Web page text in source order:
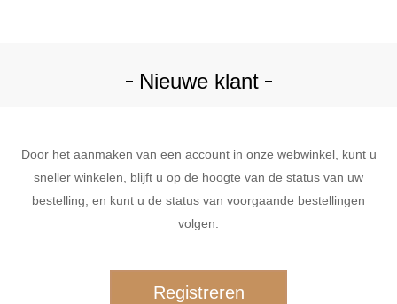
Nieuwe klant
Door het aanmaken van een account in onze webwinkel, kunt u
sneller winkelen, blijft u op de hoogte van de status van uw
bestelling, en kunt u de status van voorgaande bestellingen
volgen.